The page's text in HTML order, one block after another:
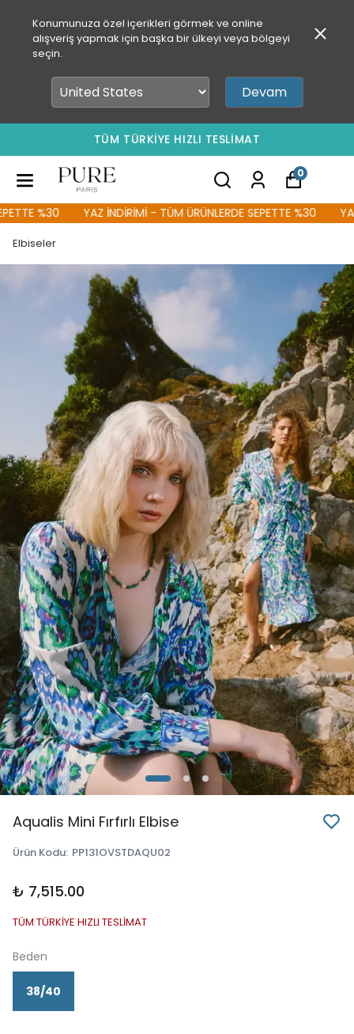
Konumunuza özel içerikleri görmek ve online
alışveriş yapmak için başka bir ülkeyi veya bölgeyi
seçin.
Devam
TÜM TÜRKİYE HIZLI TESLİMAT
0
%30 YAZ İNDİRİMİ - TÜM ÜRÜNLERDE SEPETTE %30
Elbiseler
Aqualis Mini Fırfırlı Elbise
Ürün Kodu: PP131OVSTDAQU02
₺ 7,515.00
TÜM TÜRKİYE HIZLI TESLİMAT
Beden
38/40